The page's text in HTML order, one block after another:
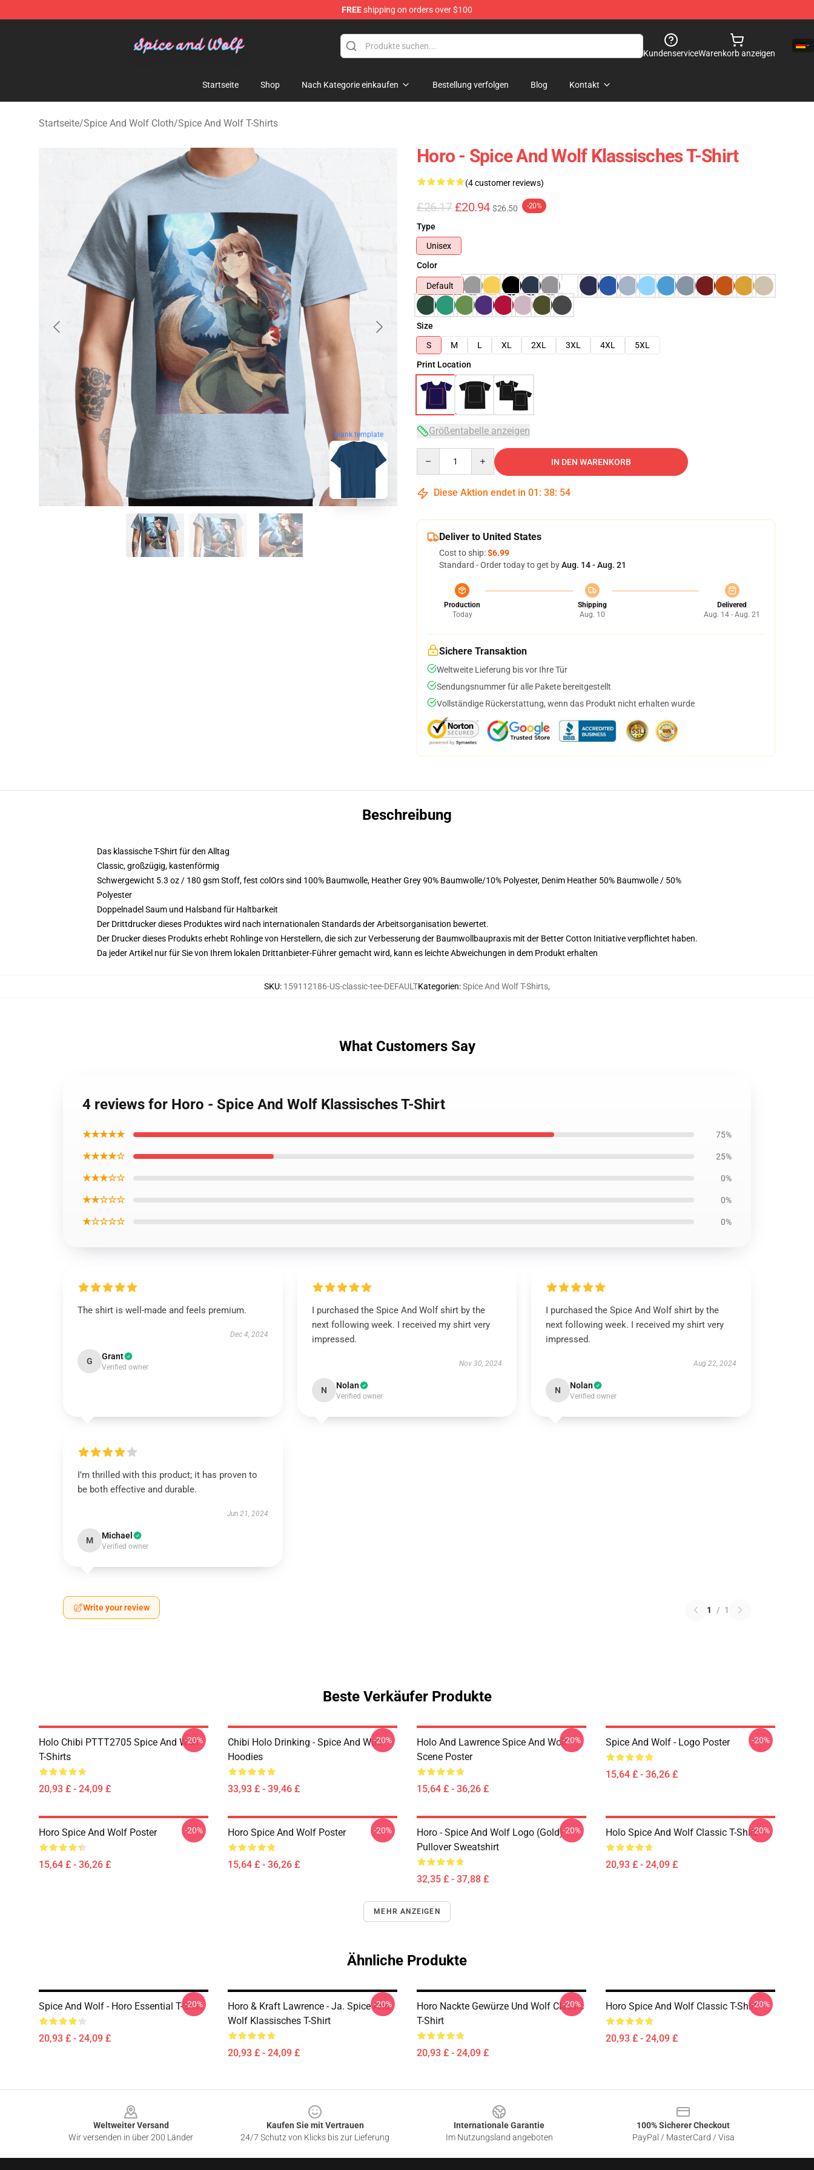
FREEshipping on orders over $100
KundenserviceWarenkorb anzeigen
Startseite Shop Nach Kategorie einkaufen Bestellung verfolgen Blog Kontakt
Startseite/Spice And Wolf Cloth/Spice And Wolf T-Shirts
blank template
Horo - Spice And Wolf Klassisches T-Shirt
(4 customer reviews)
£26.17 £20.94 $26.50 -20%
Type
Unisex
Color
Default
Size
S
M L XL 2XL 3XL 4XL
5XL
Print Location
Größentabelle anzeigen
IN DEN WARENKORB
Diese Aktion endet in 01 : 38: 53
Deliver to United States
Cost to ship:$6.99
Standard - Order today to get byAug. 14 - Aug. 21
Production
Today
Shipping
Aug. 10
Delivered
Aug. 14 - Aug. 21
Sichere Transaktion
Weltweite Lieferung bis vor Ihre Tür
Sendungsnummer für alle Pakete bereitgestellt
Vollständige Rückerstattung, wenn das Produkt nicht erhalten wurde
Beschreibung
Das klassische T-Shirt für den Alltag
Classic, großzügig, kastenförmig
Schwergewicht 5.3 oz / 180 gsm Stoff, fest colOrs sind 100% Baumwolle, Heather Grey 90% Baumwolle/10% Polyester, Denim Heather 50% Baumwolle / 50%
Polyester
Doppelnadel Saum und Halsband für Haltbarkeit
Der Drittdrucker dieses Produktes wird nach internationalen Standards der Arbeitsorganisation bewertet.
Der Drucker dieses Produkts erhebt Rohlinge von Herstellern, die sich zur Verbesserung der Baumwollbaupraxis mit der Better Cotton Initiative verpflichtet haben.
Da jeder Artikel nur für Sie von Ihrem lokalen Drittanbieter-Führer gemacht wird, kann es leichte Abweichungen in dem Produkt erhalten
SKU: 159112186-US-classic-tee-DEFAULTKategorien:Spice And Wolf T-Shirts,
What Customers Say
4 reviews for Horo - Spice And Wolf Klassisches T-Shirt
★★★★★ 75%
★★★★☆ 25%
★★★☆☆ 0%
★★☆☆☆ 0%
★☆☆☆☆ 0%
The shirt is well-made and feels premium.
Dec 4, 2024
G Grant
Verified owner
I purchased the Spice And Wolf shirt by the
next following week. I received my shirt very
impressed.
Nov 30, 2024
N Nolan
Verified owner
I purchased the Spice And Wolf shirt by the
next following week. I received my shirt very
impressed.
Aug 22, 2024
N Nolan
Verified owner
I’m thrilled with this product; it has proven to
be both effective and durable.
Jun 21, 2024
M Michael
Verified owner
Write your review 1 / 1
Beste Verkäufer Produkte
Holo Chibi PTTT2705 Spice And Wolf
T-Shirts
20,93 £ - 24,09 £
-20%
Chibi Holo Drinking - Spice And Wolf
Hoodies
33,93 £ - 39,46 £
-20%
Holo And Lawrence Spice And Wolf
Scene Poster
15,64 £ - 36,26 £
-20% Spice And Wolf - Logo Poster
15,64 £ - 36,26 £
-20%
Horo Spice And Wolf Poster
15,64 £ - 36,26 £
-20% Horo Spice And Wolf Poster
15,64 £ - 36,26 £
-20%
Horo - Spice And Wolf Logo (Gold)
Pullover Sweatshirt
32,35 £ - 37,88 £
-20% Holo Spice And Wolf Classic T-Shirt
20,93 £ - 24,09 £
-20%
MEHR ANZEIGEN
Ähnliche Produkte
Spice And Wolf - Horo Essential T-Shirt
20,93 £ - 24,09 £
-20%
Horo & Kraft Lawrence - Ja. Spice And
Wolf Klassisches T-Shirt
20,93 £ - 24,09 £
-20%
Horo Nackte Gewürze Und Wolf Classic
T-Shirt
20,93 £ - 24,09 £
-20% Horo Spice And Wolf Classic T-Shirt
20,93 £ - 24,09 £
-20%
Weltweiter Versand
Wir versenden in über 200 Länder
Kaufen Sie mit Vertrauen
24/7 Schutz von Klicks bis zur Lieferung
Internationale Garantie
Im Nutzungsland angeboten
100% Sicherer Checkout
PayPal / MasterCard / Visa